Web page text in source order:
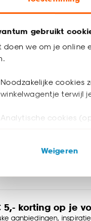
gebruikt
doen we om je online
Noodzakelijke cookies
winkelwagentje terwijl
Analytische cookies
ook buiten de
op ‘Ja, alles
Weigeren
stijlvol koffietafelboek
en
toe aan je interieur.
korting op je
aanbiedingen,